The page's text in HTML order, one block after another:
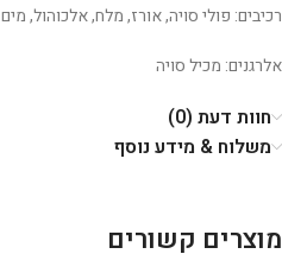
רכיבים: פולי סויה, אורז, מלח, אלכוהול, מים
אלרגנים: מכיל סויה
חוות דעת (0)
משלוח & מידע נוסף
מוצרים קשורים